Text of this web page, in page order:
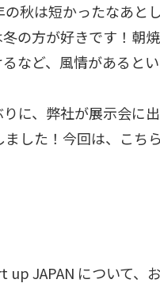
秋は短かったなあと
の方が好きです！朝
など、風情があると
に、弊社が展示会に
した！今回は、こち
JAPAN について、